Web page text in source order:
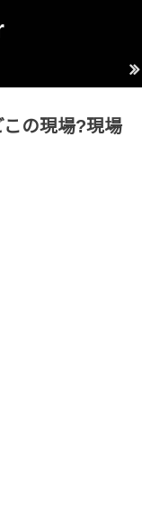
の現場?現場